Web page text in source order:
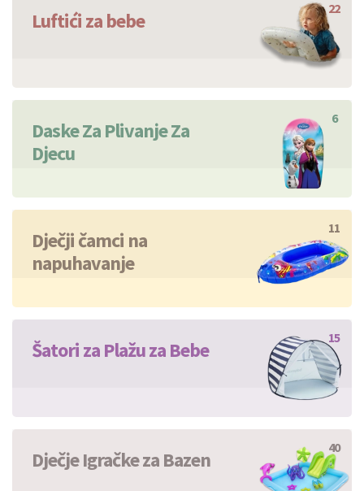
Luftići za bebe 22
Daske Za Plivanje Za
Djecu
6
Dječji čamci na
napuhavanje
11
Šatori za Plažu za Bebe 15
Dječje Igračke za Bazen 40